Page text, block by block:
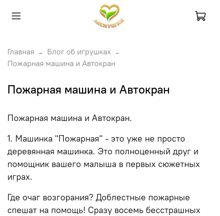
Главная
Блог об игрушках
Пожарная машина и Автокран
Пожарная машина и Автокран
Пожарная машина и Автокран.
1. Машинка "Пожарная" - это уже не просто
деревянная машинка. Это полноценный друг и
помощник вашего малыша в первых сюжетных
играх.
Где очаг возгорания? Доблестные пожарные
спешат на помощь! Сразу восемь бесстрашных